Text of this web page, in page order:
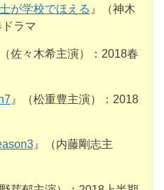
が学校でほえる 』（神木
ラマ
佐々木希主演）：2018春
』（松重豊主演）：2018
』（内藤剛志主